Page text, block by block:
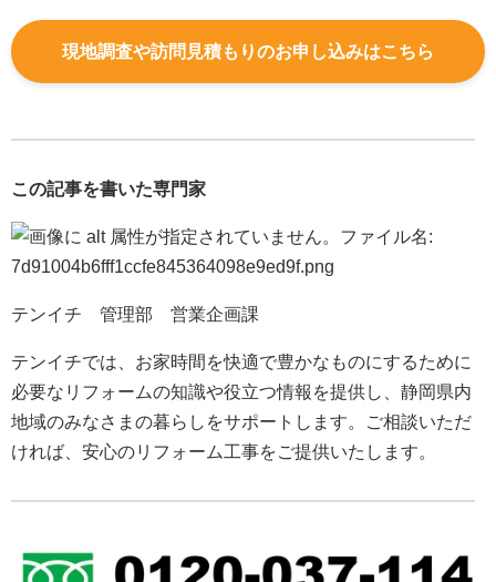
現地調査や訪問見積もりのお申し込みはこちら
この記事を書いた専門家
テンイチ 管理部 営業企画課
テンイチでは、お家時間を快適で豊かなものにするために
必要なリフォームの知識や役立つ情報を提供し、静岡県内
地域のみなさまの暮らしをサポートします。ご相談いただ
ければ、安心のリフォーム工事をご提供いたします。